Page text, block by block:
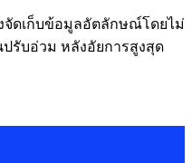
งจัดเก็บข้อมูลอัตลักษณ์โดยไม่
รับอ่วม หลังอัยการสูงสุด